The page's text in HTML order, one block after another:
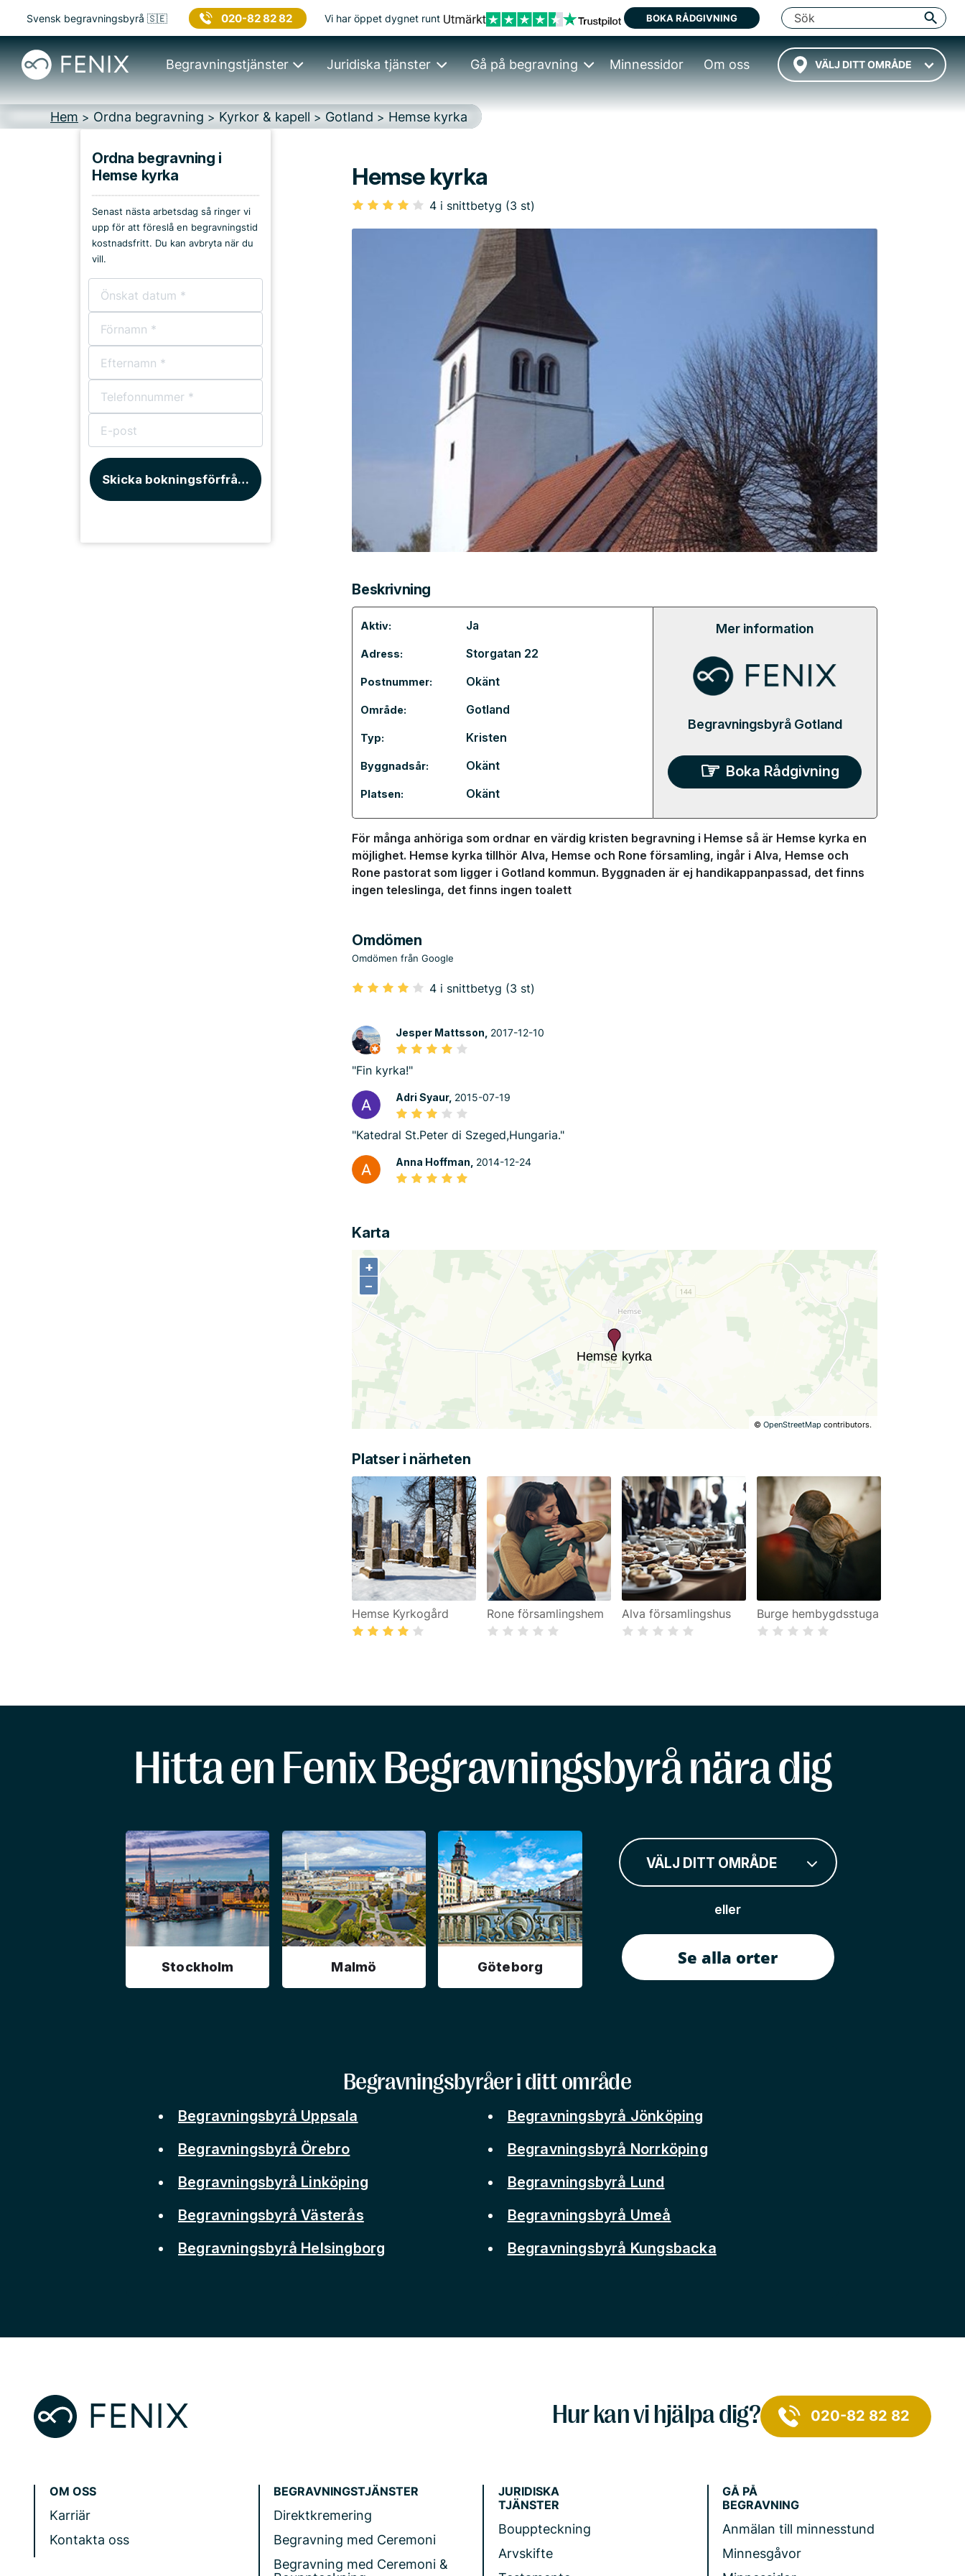
Svensk begravningsbyrå 🇸🇪 020-82 82 82 Vi har öppet dygnet runt BOKA RÅDGIVNING
VÄLJ DITT OMRÅDE
Begravningstjänster Juridiska tjänster Gå på begravning Minnessidor Om oss
Hem > Ordna begravning > Kyrkor & kapell > Gotland > Hemse kyrka
Kyrkor & kapell
Begravningsplatser
Församlingshem
Bårhus
Ordna begravning i
Hemse kyrka
Senast nästa arbetsdag så ringer vi
upp för att föreslå en begravningstid
kostnadsfritt. Du kan avbryta när du
vill.
Skicka bokningsförfrågan
Hemse kyrka
4 i snittbetyg (3 st)
Beskrivning
Aktiv: Ja
Adress: Storgatan 22
Postnummer: Okänt
Område: Gotland
Typ: Kristen
Byggnadsår: Okänt
Platsen: Okänt
Mer information
Begravningsbyrå Gotland
Boka Rådgivning
För många anhöriga som ordnar en värdig kristen begravning i Hemse så är Hemse kyrka en
möjlighet. Hemse kyrka tillhör Alva, Hemse och Rone församling, ingår i Alva, Hemse och
Rone pastorat som ligger i Gotland kommun. Byggnaden är ej handikappanpassad, det finns
ingen teleslinga, det finns ingen toalett
Omdömen
Omdömen från Google
4 i snittbetyg (3 st)
Jesper Mattsson, 2017-12-10
"Fin kyrka!"
Adri Syaur, 2015-07-19
"Katedral St.Peter di Szeged,Hungaria."
Anna Hoffman, 2014-12-24
Karta
+
−
©OpenStreetMap contributors.
+
−
Platser i närheten
Hemse Kyrkogård Rone församlingshem Alva församlingshus Burge hembygdsstuga
Hitta en Fenix Begravningsbyrå nära dig
Stockholm Malmö Göteborg
VÄLJ DITT OMRÅDE
eller
Se alla orter
Begravningsbyråer i ditt område
Begravningsbyrå Uppsala
Begravningsbyrå Örebro
Begravningsbyrå Linköping
Begravningsbyrå Västerås
Begravningsbyrå Helsingborg
Begravningsbyrå Jönköping
Begravningsbyrå Norrköping
Begravningsbyrå Lund
Begravningsbyrå Umeå
Begravningsbyrå Kungsbacka
Hur kan vi hjälpa dig? 020-82 82 82
OM OSS
Karriär
Kontakta oss
BEGRAVNINGSTJÄNSTER
Direktkremering
Begravning med Ceremoni
Begravning med Ceremoni &
JURIDISKA
TJÄNSTER
Bouppteckning
Arvskifte
GÅ PÅ
BEGRAVNING
Anmälan till minnesstund
Minnesgåvor